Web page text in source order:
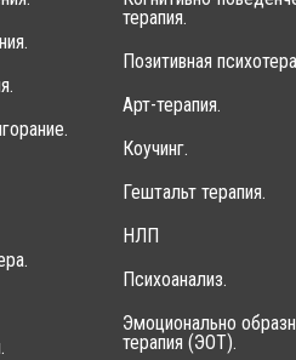
терапия.
Позитивная
Арт-терапия.
Коучинг.
Гештальт терапия.
НЛП
Психоанализ.
Эмоционально
терапия (ЭОТ).